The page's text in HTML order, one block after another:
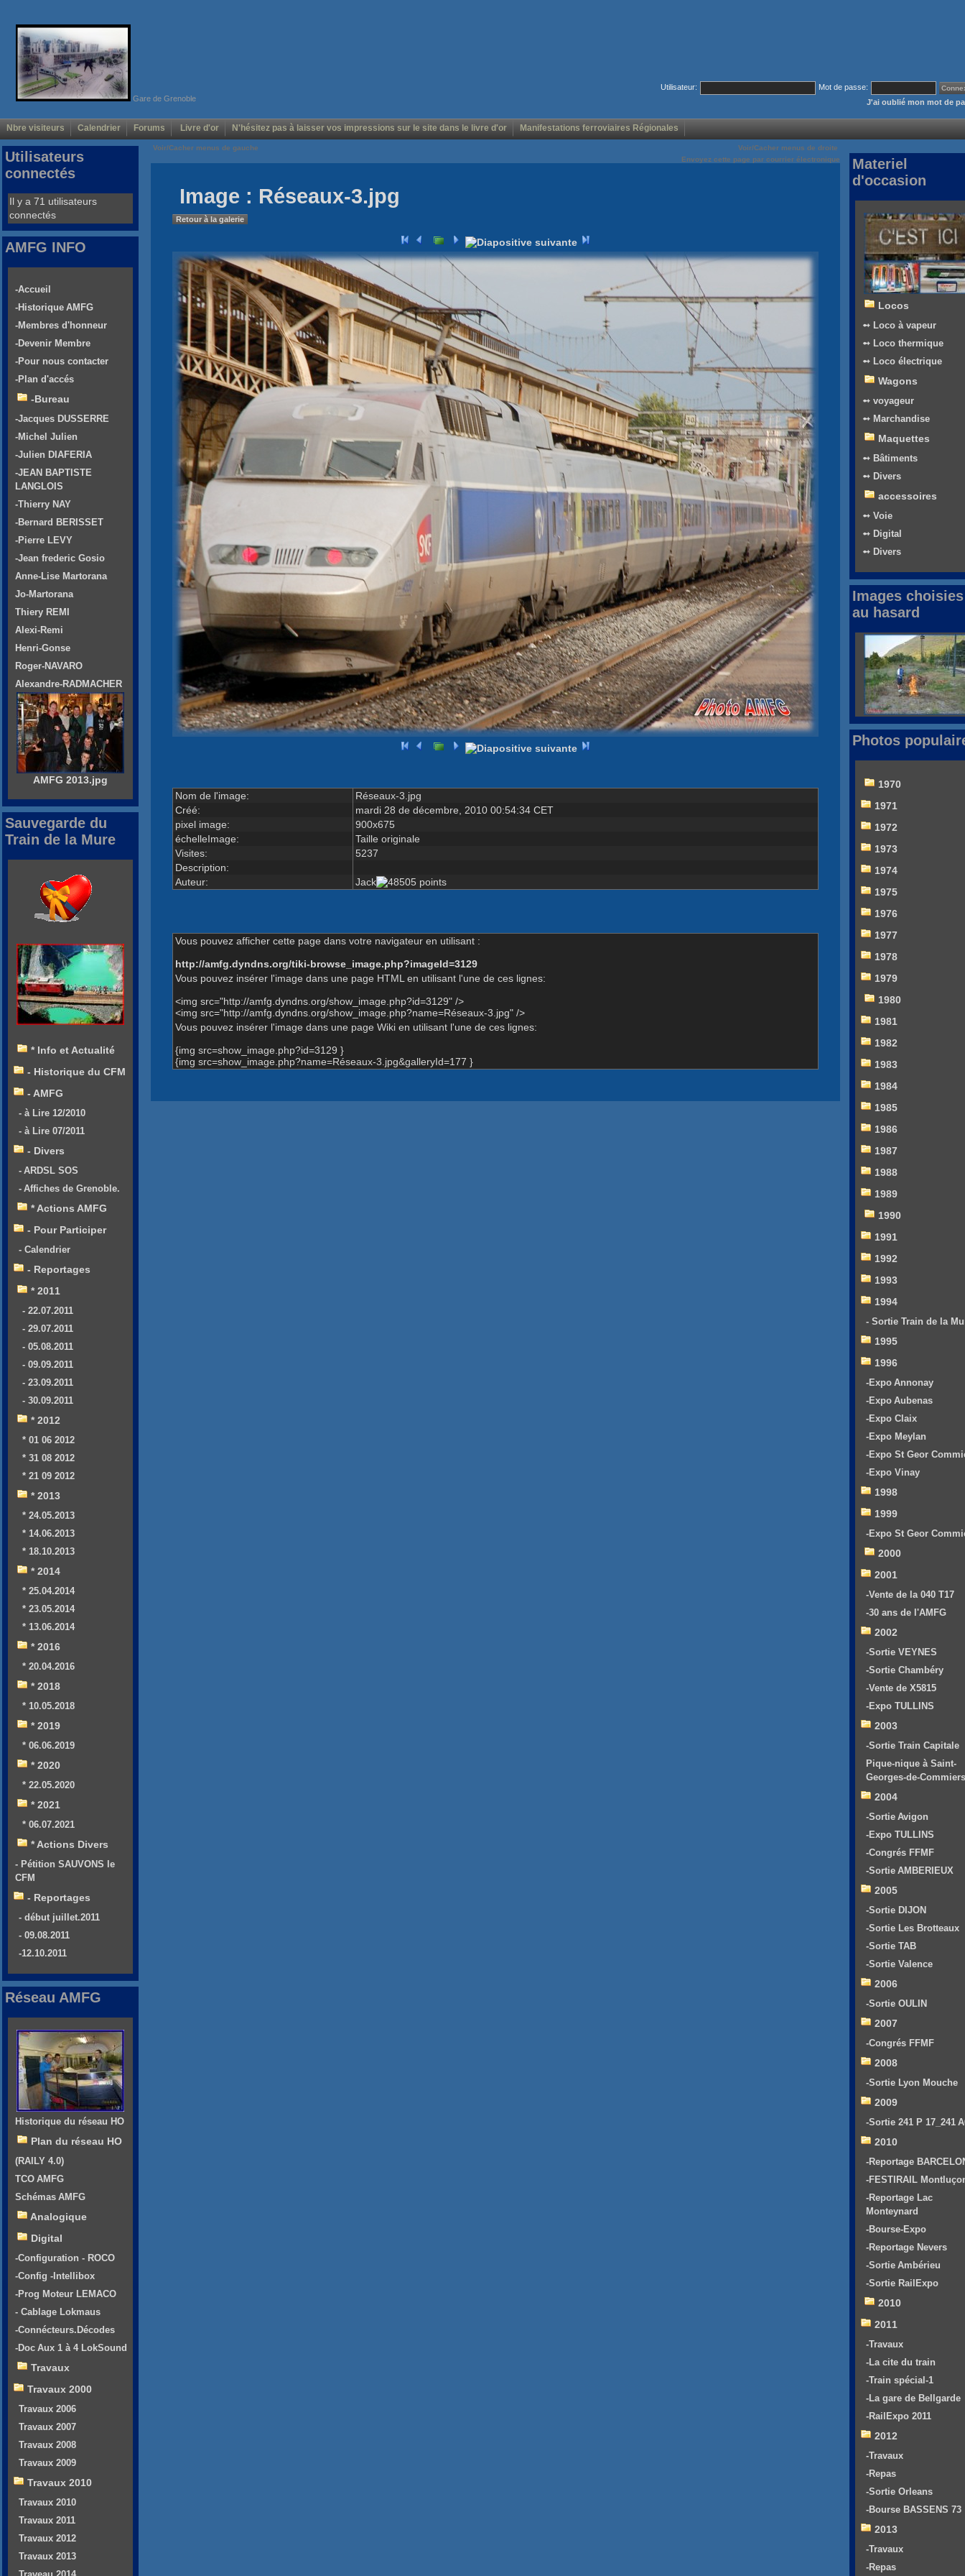
Gare de Grenoble
Utilisateur:
Mot de passe:
J'ai oublié mon mot de
Nbre visiteurs Calendrier Forums Livre d'or N'hésitez pas à laisser vos impressions sur le site dans le livre d'or Manifestations ferroviaires Régionales
Voir/Cacher menus de gauche
Voir/Cacher menus de droite
Envoyez cette page par courrier électronique
Image : Réseaux-3.jpg
Retour à la galerie
Nom de l'image:
Réseaux-3.jpg
Créé:
mardi 28 de décembre, 2010 00:54:34 CET
pixel image:
900x675
échelleImage:
Taille originale
Visites:
5237
Description:
Auteur:
Jack
Vous pouvez afficher cette page dans votre navigateur en utilisant :
http://amfg.dyndns.org/tiki-browse_image.php?imageId=3129
Vous pouvez insérer l'image dans une page HTML en utilisant l'une de ces lignes:
<img src="http://amfg.dyndns.org/show_image.php?id=3129" />
<img src="http://amfg.dyndns.org/show_image.php?name=Réseaux-3.jpg" />
Vous pouvez insérer l'image dans une page Wiki en utilisant l'une de ces lignes:
{img src=show_image.php?id=3129 }
{img src=show_image.php?name=Réseaux-3.jpg&galleryId=177 }
Utilisateurs
connectés
Il y a 71 utilisateurs
connectés
AMFG INFO
-Accueil
-Historique AMFG
-Membres d'honneur
-Devenir Membre
-Pour nous contacter
-Plan d'accés
-Bureau
-Jacques DUSSERRE
-Michel Julien
-Julien DIAFERIA
-JEAN BAPTISTE
LANGLOIS
-Thierry NAY
-Bernard BERISSET
-Pierre LEVY
-Jean frederic Gosio
Anne-Lise Martorana
Jo-Martorana
Thiery REMI
Alexi-Remi
Henri-Gonse
Roger-NAVARO
Alexandre-RADMACHER
AMFG 2013.jpg
Sauvegarde du
Train de la Mure
* Info et Actualité
- Historique du CFM
- AMFG
- à Lire 12/2010
- à Lire 07/2011
- Divers
- ARDSL SOS
- Affiches de Grenoble.
* Actions AMFG
- Pour Participer
- Calendrier
- Reportages
* 2011
- 22.07.2011
- 29.07.2011
- 05.08.2011
- 09.09.2011
- 23.09.2011
- 30.09.2011
* 2012
* 01 06 2012
* 31 08 2012
* 21 09 2012
* 2013
* 24.05.2013
* 14.06.2013
* 18.10.2013
* 2014
* 25.04.2014
* 23.05.2014
* 13.06.2014
* 2016
* 20.04.2016
* 2018
* 10.05.2018
* 2019
* 06.06.2019
* 2020
* 22.05.2020
* 2021
* 06.07.2021
* Actions Divers
- Pétition SAUVONS le
CFM
- Reportages
- début juillet.2011
- 09.08.2011
-12.10.2011
Réseau AMFG
Historique du réseau HO
Plan du réseau HO
(RAILY 4.0)
TCO AMFG
Schémas AMFG
Analogique
Digital
-Configuration - ROCO
-Config -Intellibox
-Prog Moteur LEMACO
- Cablage Lokmaus
-Connécteurs.Décodes
-Doc Aux 1 à 4 LokSound
Travaux
Travaux 2000
Travaux 2006
Travaux 2007
Travaux 2008
Travaux 2009
Travaux 2010
Travaux 2010
Travaux 2011
Travaux 2012
Travaux 2013
Materiel
d'occasion
Locos
➻ Loco à vapeur
➻ Loco thermique
➻ Loco électrique
Wagons
➻ voyageur
➻ Marchandise
Maquettes
➻ Bâtiments
➻ Divers
accessoires
➻ Voie
➻ Digital
➻ Divers
Images choisies
au hasard
Photos
1970
1971
1972
1973
1974
1975
1976
1977
1978
1979
1980
1981
1982
1983
1984
1985
1986
1987
1988
1989
1990
1991
1992
1993
1994
- Sortie Train de la
1995
1996
-Expo Annonay
-Expo Aubenas
-Expo Claix
-Expo Meylan
-Expo St Geor
-Expo Vinay
1998
1999
-Expo St Geor
2000
2001
-Vente de la 040 T17
-30 ans de l'AMFG
2002
-Sortie VEYNES
-Sortie Chambéry
-Vente de X5815
-Expo TULLINS
2003
-Sortie Train Capitale
Pique-nique à Saint-
Georges-de-Commiers
2004
-Sortie Avigon
-Expo TULLINS
-Congrés FFMF
-Sortie AMBERIEUX
2005
-Sortie DIJON
-Sortie Les Brotteaux
-Sortie TAB
-Sortie Valence
2006
-Sortie OULIN
2007
-Congrés FFMF
2008
-Sortie Lyon Mouche
2009
-Sortie 241 P 17_241
2010
-Reportage
-FESTIRAIL
-Reportage Lac
Monteynard
-Bourse-Expo
-Reportage Nevers
-Sortie Ambérieu
-Sortie RailExpo
2010
2011
-Travaux
-La cite du train
-Train spécial-1
-La gare de Bellgarde
-RailExpo 2011
2012
-Travaux
-Repas
-Sortie Orleans
-Bourse BASSENS 73
2013
-Travaux
-Repas